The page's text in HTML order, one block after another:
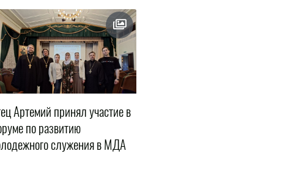
Артемий принял участие в
по развитию
служения в МДА